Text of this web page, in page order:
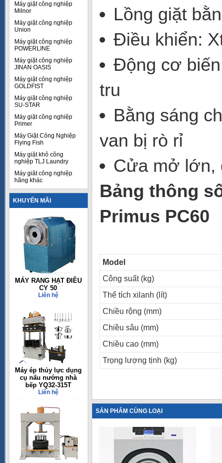
Máy giặt công nghiệp
Milnor
Máy giặt công nghiệp
Union
Máy giặt công nghiệp
POWERLINE
Máy giặt công nghiệp
JINAN OASIS
Máy giặt công nghiệp
GOLDFIST
Máy giặt công nghiệp
SU-STAR
Máy giặt công nghiệp
Primer
Máy Giặt Công Nghiệp
Flying Fish
Máy giặt khô công
nghiệp TLJ Laundry
Máy giăt công nghiệp
hãng khác
KHUYẾN MÃI
MÁY RANG HẠT ĐIỀU
CY 50
Liên hệ
Máy ép thủy lực dụng
cụ nấu nướng nhà
bếp YQ32-315T
Liên hệ
Lồng giặt
Điều khiển:
Động cơ
tru
Bằng sáng
van bị rò rỉ
Cửa mở lớn,
Bảng thông
Primus PC60
Model
Công suất (kg)
Thể tích xilanh (lít)
Chiều rộng (mm)
Chiều sâu (mm)
Chiều cao (mm)
Trọng lượng tịnh (kg)
SẢN PHẨM CÙNG LOẠI